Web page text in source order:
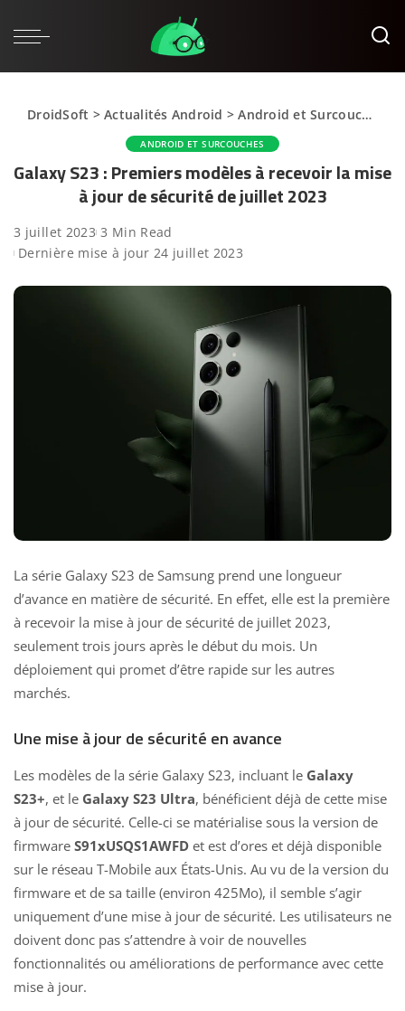
DroidSoft >Actualités Android >Android et Surcouches
ANDROID ET SURCOUCHES
Galaxy S23 : Premiers modèles à recevoir la mise
à jour de sécurité de juillet 2023
3 juillet 2023 3 Min Read
Dernière mise à jour 24 juillet 2023
La série Galaxy S23 de Samsung prend une longueur
d’avance en matière de sécurité. En effet, elle est la première
à recevoir la mise à jour de sécurité de juillet 2023,
seulement trois jours après le début du mois. Un
déploiement qui promet d’être rapide sur les autres
marchés.
Une mise à jour de sécurité en avance
Les modèles de la série Galaxy S23, incluant le Galaxy
S23+, et le Galaxy S23 Ultra, bénéficient déjà de cette mise
à jour de sécurité. Celle-ci se matérialise sous la version de
firmware S91xUSQS1AWFD et est d’ores et déjà disponible
sur le réseau T-Mobile aux États-Unis. Au vu de la version du
firmware et de sa taille (environ 425Mo), il semble s’agir
uniquement d’une mise à jour de sécurité. Les utilisateurs ne
doivent donc pas s’attendre à voir de nouvelles
fonctionnalités ou améliorations de performance avec cette
mise à jour.